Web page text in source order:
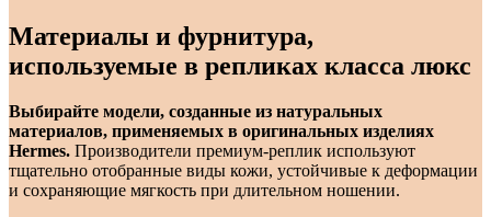
Материалы и фурнитура,
используемые в репликах класса люкс
Выбирайте модели, созданные из натуральных
материалов, применяемых в оригинальных изделиях
Hermes. Производители премиум-реплик используют
тщательно отобранные виды кожи, устойчивые к деформации
и сохраняющие мягкость при длительном ношении.